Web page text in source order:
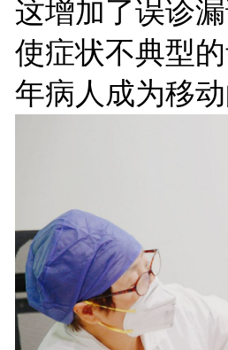
这增加了误诊漏
使症状不典型
年病人成为移动